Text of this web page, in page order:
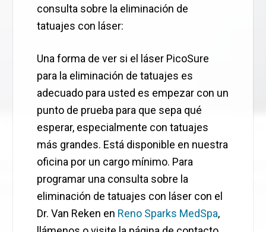
consulta sobre la eliminación de
tatuajes con láser:
Una forma de ver si el láser PicoSure
para la eliminación de tatuajes es
adecuado para usted es empezar con un
punto de prueba para que sepa qué
esperar, especialmente con tatuajes
más grandes. Está disponible en nuestra
oficina por un cargo mínimo. Para
programar una consulta sobre la
eliminación de tatuajes con láser con el
Dr. Van Reken en Reno Sparks MedSpa,